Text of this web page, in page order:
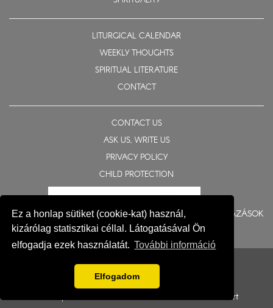
Ez a honlap sütiket (cookie-kat) használ,
kizárólag statisztikai céllal. Látogatásával Ön
elfogadja ezek használatát. További információ
Elfogadom
LITURGICAL CALENDAR
WEEKLY THOUGHTS
SPIRITUAL LITERATURE
CONTACT
CONTACT US
ASK US, WRITE US
PRIVACY POLICY
CHILD PROTECTION
BERUHÁZÁSOK
Impresszum
Development: Gerner Attila, Zadubenszki Norbert